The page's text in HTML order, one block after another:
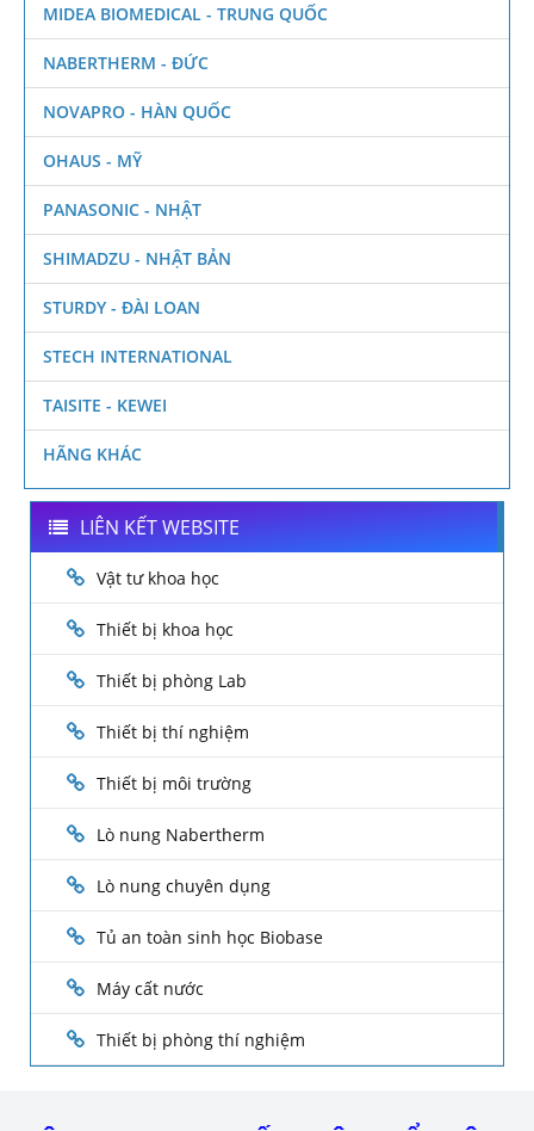
MIDEA BIOMEDICAL - TRUNG QUỐC
NABERTHERM - ĐỨC
NOVAPRO - HÀN QUỐC
OHAUS - MỸ
PANASONIC - NHẬT
SHIMADZU - NHẬT BẢN
STURDY - ĐÀI LOAN
STECH INTERNATIONAL
TAISITE - KEWEI
HÃNG KHÁC
LIÊN KẾT WEBSITE
Vật tư khoa học
Thiết bị khoa học
Thiết bị phòng Lab
Thiết bị thí nghiệm
Thiết bị môi trường
Lò nung Nabertherm
Lò nung chuyên dụng
Tủ an toàn sinh học Biobase
Máy cất nước
Thiết bị phòng thí nghiệm